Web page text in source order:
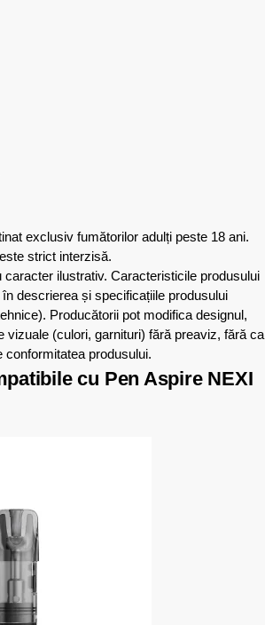
exclusiv fumătorilor adulți peste 18 ani.
strict interzisă.
caracter ilustrativ. Caracteristicile produsului
descrierea și specificațiile produsului
Producătorii pot modifica designul,
vizuale (culori, garnituri) fără preaviz, fără ca
produsului.
cu Pen Aspire NEXI